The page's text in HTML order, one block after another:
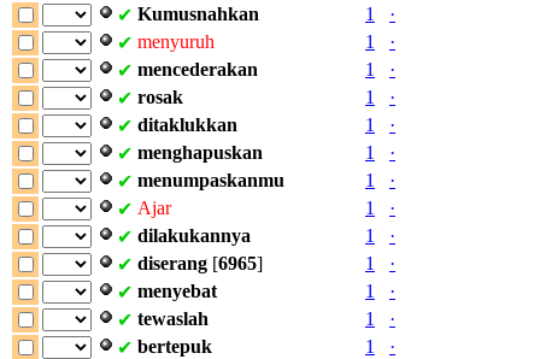
✔ Kumusnahkan 1
·
✔ menyuruh 1
·
✔ mencederakan 1
·
✔ rosak 1
·
✔ ditaklukkan 1
·
✔ menghapuskan 1
·
✔ menumpaskanmu 1
·
✔ Ajar 1
·
✔ dilakukannya 1
·
✔ diserang [6965] 1
·
✔ menyebat 1
·
✔ tewaslah 1
·
✔ bertepuk 1
·